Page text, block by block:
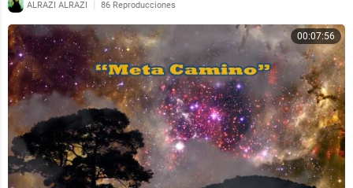
ALRAZI ALRAZI | 86 Reproducciones
00:07:56